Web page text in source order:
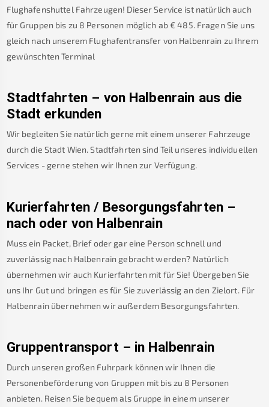
Flughafenshuttel Fahrzeugen! Dieser Service ist natürlich auch
für Gruppen bis zu 8 Personen möglich ab € 485. Fragen Sie uns
gleich nach unserem Flughafentransfer von Halbenrain zu Ihrem
gewünschten Terminal
Stadtfahrten – von Halbenrain aus die
Stadt erkunden
Wir begleiten Sie natürlich gerne mit einem unserer Fahrzeuge
durch die Stadt Wien. Stadtfahrten sind Teil unseres individuellen
Services - gerne stehen wir Ihnen zur Verfügung.
Kurierfahrten / Besorgungsfahrten –
nach oder von Halbenrain
Muss ein Packet, Brief oder gar eine Person schnell und
zuverlässig nach Halbenrain gebracht werden? Natürlich
übernehmen wir auch Kurierfahrten mit für Sie! Übergeben Sie
uns Ihr Gut und bringen es für Sie zuverlässig an den Zielort. Für
Halbenrain übernehmen wir außerdem Besorgungsfahrten.
Gruppentransport – in Halbenrain
Durch unseren großen Fuhrpark können wir Ihnen die
Personenbeförderung von Gruppen mit bis zu 8 Personen
anbieten. Reisen Sie bequem als Gruppe in einem unserer